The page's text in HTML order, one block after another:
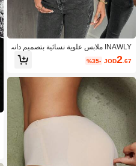
INAWLY ملابس علوية نسائية بتصميم دانت
يل غير متماثل
JOD2.67
%35-